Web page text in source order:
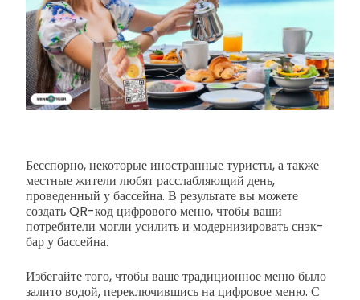
Бесспорно, некоторые иностранные туристы, а также
местные жители любят расслабляющий день,
проведенный у бассейна. В результате вы можете
создать QR-код цифрового меню, чтобы ваши
потребители могли усилить и модернизировать снэк-
бар у бассейна.
Избегайте того, чтобы ваше традиционное меню было
залито водой, переключившись на цифровое меню. С